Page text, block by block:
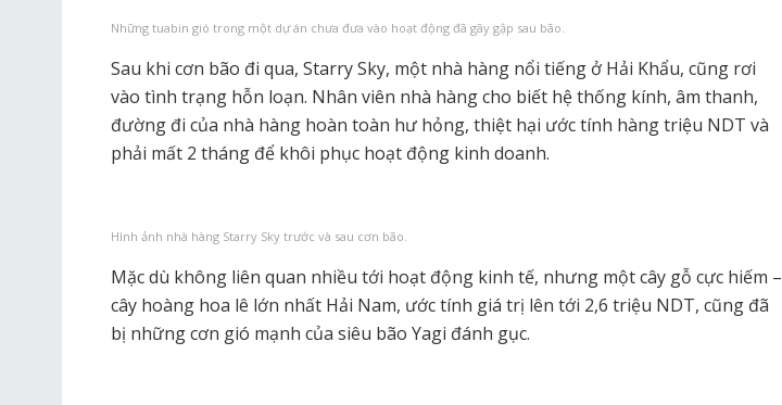
Những tuabin gió trong một dự án chưa đưa vào hoạt động đã gãy gập sau bão.
Sau khi cơn bão đi qua, Starry Sky, một nhà hàng nổi tiếng ở Hải Khẩu, cũng rơi
vào tình trạng hỗn loạn. Nhân viên nhà hàng cho biết hệ thống kính, âm thanh,
đường đi của nhà hàng hoàn toàn hư hỏng, thiệt hại ước tính hàng triệu NDT và
phải mất 2 tháng để khôi phục hoạt động kinh doanh.
Hình ảnh nhà hàng Starry Sky trước và sau cơn bão.
Mặc dù không liên quan nhiều tới hoạt động kinh tế, nhưng một cây gỗ cực hiếm –
cây hoàng hoa lê lớn nhất Hải Nam, ước tính giá trị lên tới 2,6 triệu NDT, cũng đã
bị những cơn gió mạnh của siêu bão Yagi đánh gục.